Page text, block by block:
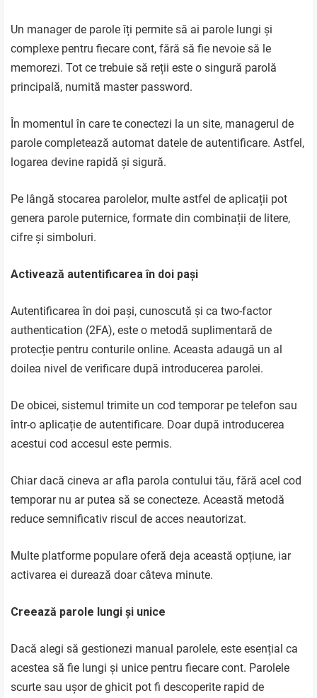
Un manager de parole îți permite să ai parole lungi și
complexe pentru fiecare cont, fără să fie nevoie să le
memorezi. Tot ce trebuie să reții este o singură parolă
principală, numită master password.
În momentul în care te conectezi la un site, managerul de
parole completează automat datele de autentificare. Astfel,
logarea devine rapidă și sigură.
Pe lângă stocarea parolelor, multe astfel de aplicații pot
genera parole puternice, formate din combinații de litere,
cifre și simboluri.
Activează autentificarea în doi pași
Autentificarea în doi pași, cunoscută și ca two-factor
authentication (2FA), este o metodă suplimentară de
protecție pentru conturile online. Aceasta adaugă un al
doilea nivel de verificare după introducerea parolei.
De obicei, sistemul trimite un cod temporar pe telefon sau
într-o aplicație de autentificare. Doar după introducerea
acestui cod accesul este permis.
Chiar dacă cineva ar afla parola contului tău, fără acel cod
temporar nu ar putea să se conecteze. Această metodă
reduce semnificativ riscul de acces neautorizat.
Multe platforme populare oferă deja această opțiune, iar
activarea ei durează doar câteva minute.
Creează parole lungi și unice
Dacă alegi să gestionezi manual parolele, este esențial ca
acestea să fie lungi și unice pentru fiecare cont. Parolele
scurte sau ușor de ghicit pot fi descoperite rapid de